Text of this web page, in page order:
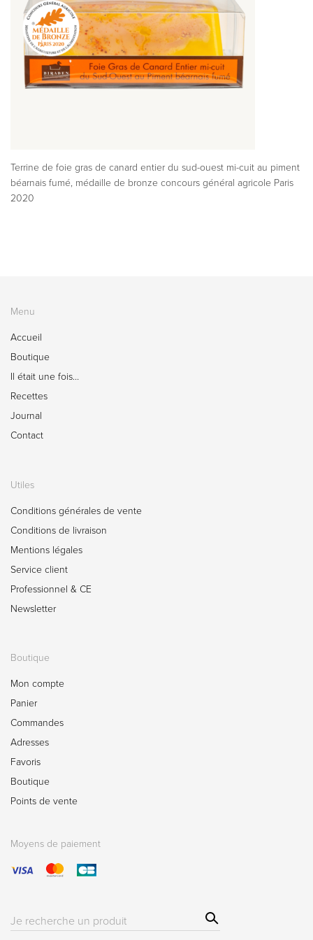
Terrine de foie gras de canard entier du sud-ouest mi-cuit au piment
béarnais fumé, médaille de bronze concours général agricole Paris
2020
Menu
Accueil
Boutique
Il était une fois…
Recettes
Journal
Contact
Utiles
Conditions générales de vente
Conditions de livraison
Mentions légales
Service client
Professionnel & CE
Newsletter
Boutique
Mon compte
Panier
Commandes
Adresses
Favoris
Boutique
Points de vente
Moyens de paiement
Résultat(s)
Sear
ch